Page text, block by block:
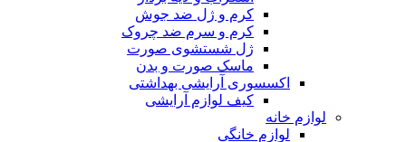
کرم و ژل ضد جوش
کرم و سرم ضد چروک
ژل شستشوی صورت
ماسک صورت و بدن
اکسسوری آرایشی بهداشتی
کیف لوازم آرایشی
لوازم خانه
لوازم خانگی